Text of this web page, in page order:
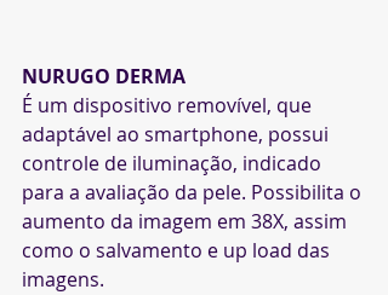
NURUGO DERMA
É um dispositivo removível, que
adaptável ao smartphone, possui
controle de iluminação, indicado
para a avaliação da pele. Possibilita o
aumento da imagem em 38X, assim
como o salvamento e up load das
imagens.